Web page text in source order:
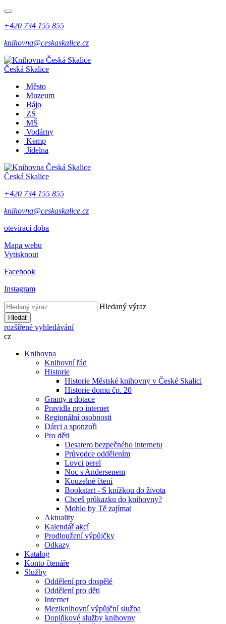
+420 734 155 855
knihovna@ceskaskalice.cz
Česká Skalice
Město
Muzeum
Bájo
ZŠ
MŠ
Vodárny
Kemp
Jídelna
Česká Skalice
+420 734 155 855
knihovna@ceskaskalice.cz
otevírací doba
Mapa webu
Vytisknout
Facebook
Instagram
Hledaný výraz
Hledat
rozšířené vyhledávání
cz
Knihovna
Knihovní řád
Historie
Historie Městské knihovny v České Skalici
Historie domu čp. 20
Granty a dotace
Pravidla pro internet
Regionální osobnosti
Dárci a sponzoři
Pro děti
Desatero bezpečného internetu
Průvodce oddělením
Lovci perel
Noc s Andersenem
Kouzelné čtení
Bookstart - S knížkou do života
Chceš průkazku do knihovny?
Mohlo by Tě zajímat
Aktuality
Kalendář akcí
Prodloužení výpůjčky
Odkazy
Katalog
Konto čtenáře
Služby
Oddělení pro dospělé
Oddělení pro děti
Internet
Meziknihovní výpůjční služba
Doplňkové služby knihovny